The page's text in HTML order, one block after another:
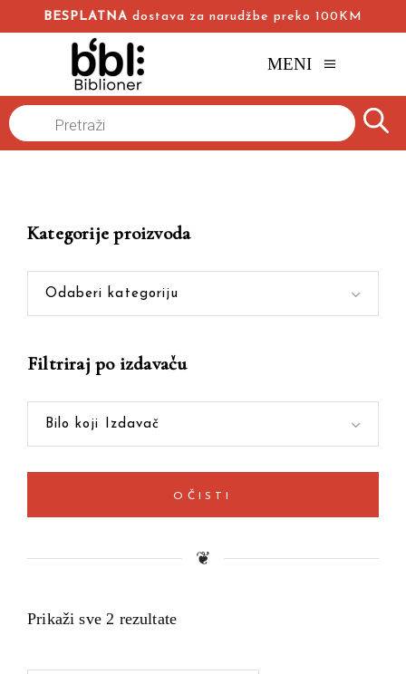
BESPLATNA dostava za narudžbe preko 100KM
MENI
Naslovna
Products
search
Prikaži sve 2 rezultate
Kategorije proizvoda
Odaberi kategoriju
Filtriraj po izdavaču
Bilo koji Izdavač
OČISTI
❦